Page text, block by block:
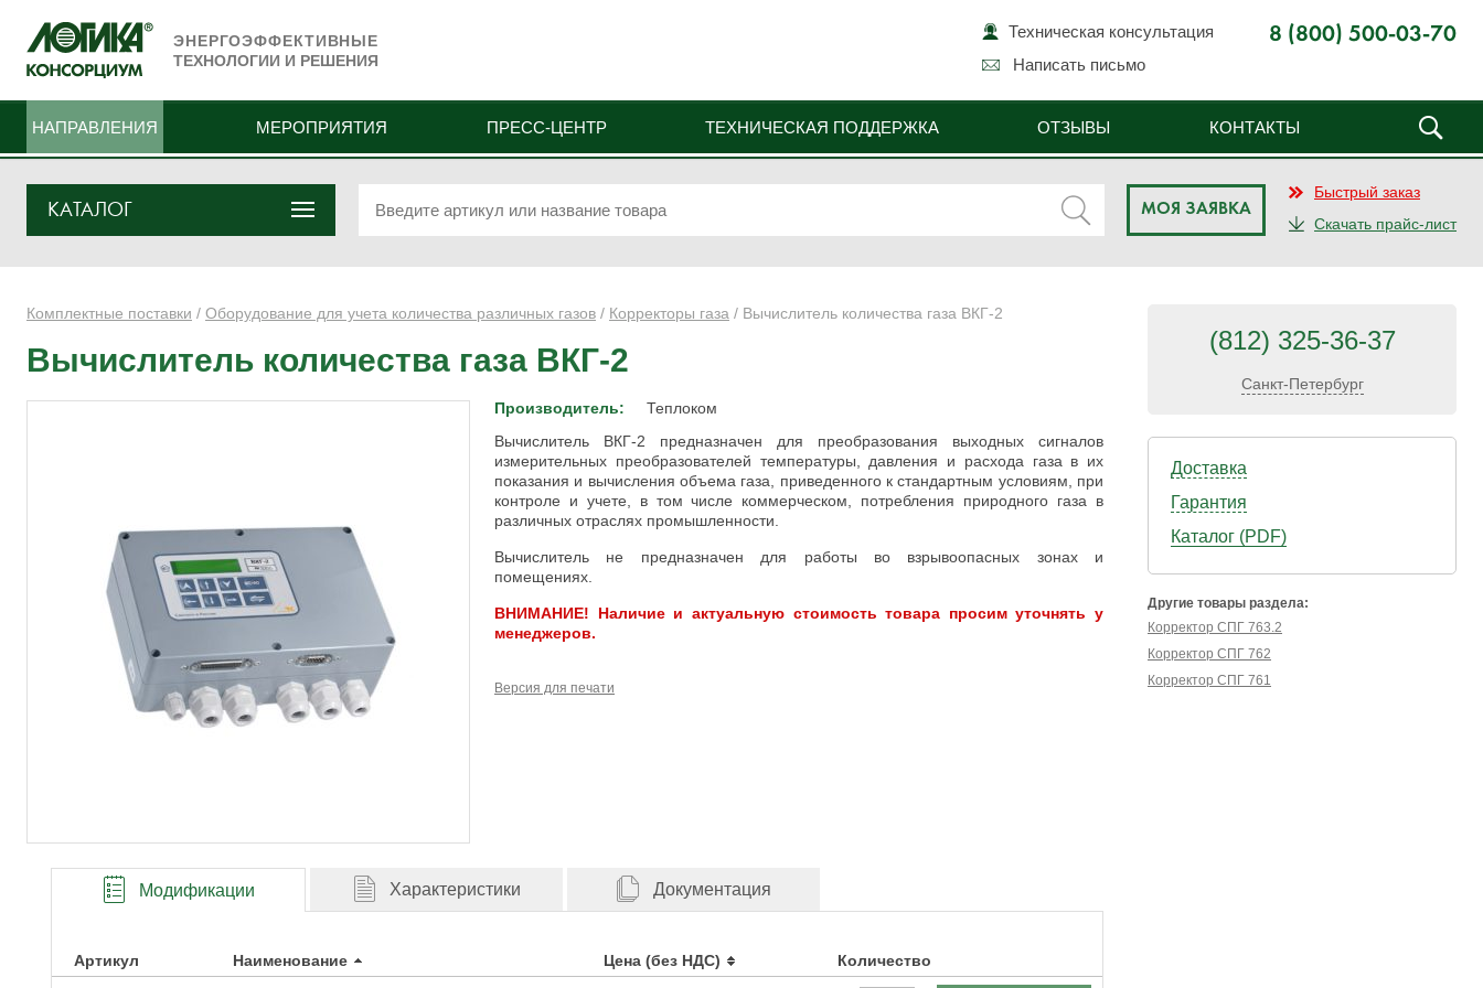
ЭНЕРГОЭФФЕКТИВНЫЕ
ТЕХНОЛОГИИ И РЕШЕНИЯ
8 (800) 500-03-70
Техническая консультация
Написать письмо
НАПРАВЛЕНИЯ МЕРОПРИЯТИЯ ПРЕСС-ЦЕНТР ТЕХНИЧЕСКАЯ ПОДДЕРЖКА ОТЗЫВЫ КОНТАКТЫ
КАТАЛОГ МОЯ ЗАЯВКА
Быстрый заказ
Скачать прайс-лист
Комплектные поставки / Оборудование для учета количества различных газов / Корректоры газа / Вычислитель количества газа ВКГ-2
Вычислитель количества газа ВКГ-2
Производитель:
Теплоком
Вычислитель ВКГ-2 предназначен для преобразования выходных сигналов
измерительных преобразователей температуры, давления и расхода газа в их
показания и вычисления объема газа, приведенного к стандартным условиям, при
контроле и учете, в том числе коммерческом, потребления природного газа в
различных отраслях промышленности.
Вычислитель не предназначен для работы во взрывоопасных зонах и
помещениях.
ВНИМАНИЕ! Наличие и актуальную стоимость товара просим уточнять у
менеджеров.
Версия для печати
Модификации Характеристики Документация
Артикул Наименование Цена (без НДС) Количество
(812) 325-36-37
Санкт-Петербург
Доставка
Гарантия
Каталог (PDF)
Другие товары раздела:
Корректор СПГ 763.2
Корректор СПГ 762
Корректор СПГ 761